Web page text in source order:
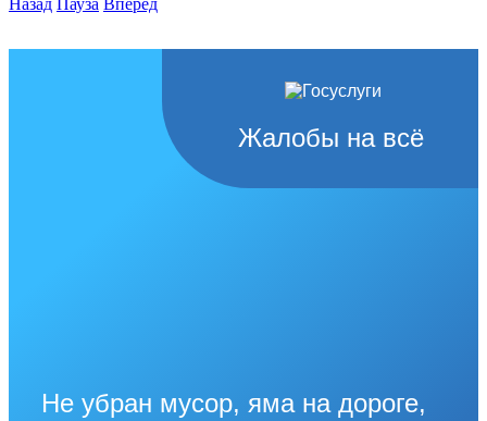
Жалобы на всё
Не убран мусор, яма на дороге,